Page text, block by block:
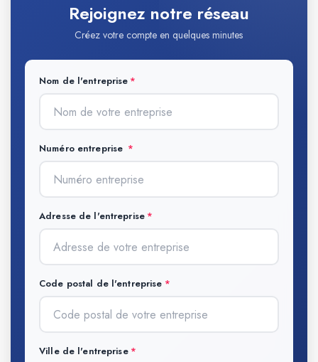
Rejoignez notre réseau
Créez votre compte en quelques minutes
Nom de l'entreprise
Numéro entreprise
Adresse de l'entreprise
Code postal de l'entreprise
Ville de l'entreprise